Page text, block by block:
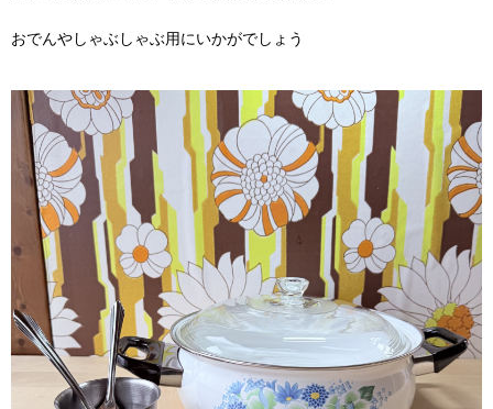
おでんやしゃぶしゃぶ用にいかがでしょう